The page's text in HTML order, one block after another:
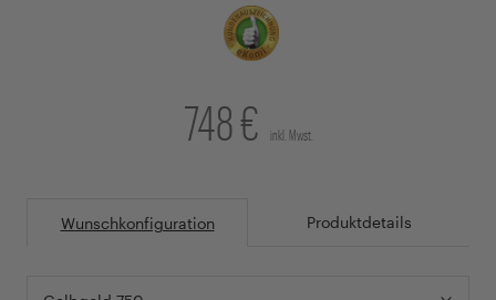
748 € inkl. Mwst.
Wunschkonfiguration Produktdetails